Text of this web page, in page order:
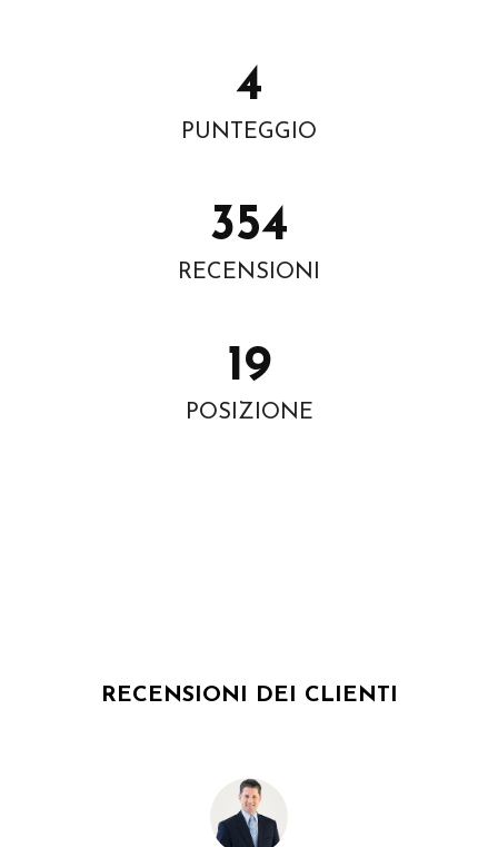
4
PUNTEGGIO
354
RECENSIONI
19
POSIZIONE
RECENSIONI DEI CLIENTI